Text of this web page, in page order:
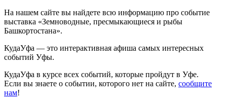
На нашем сайте вы найдете всю информацию про событие
выставка «Земноводные, пресмыкающиеся и рыбы
Башкортостана».
КудаУфа — это интерактивная афиша самых интересных
событий Уфы.
КудаУфа в курсе всех событий, которые пройдут в Уфе.
Если вы знаете о событии, которого нет на сайте, сообщите
нам!